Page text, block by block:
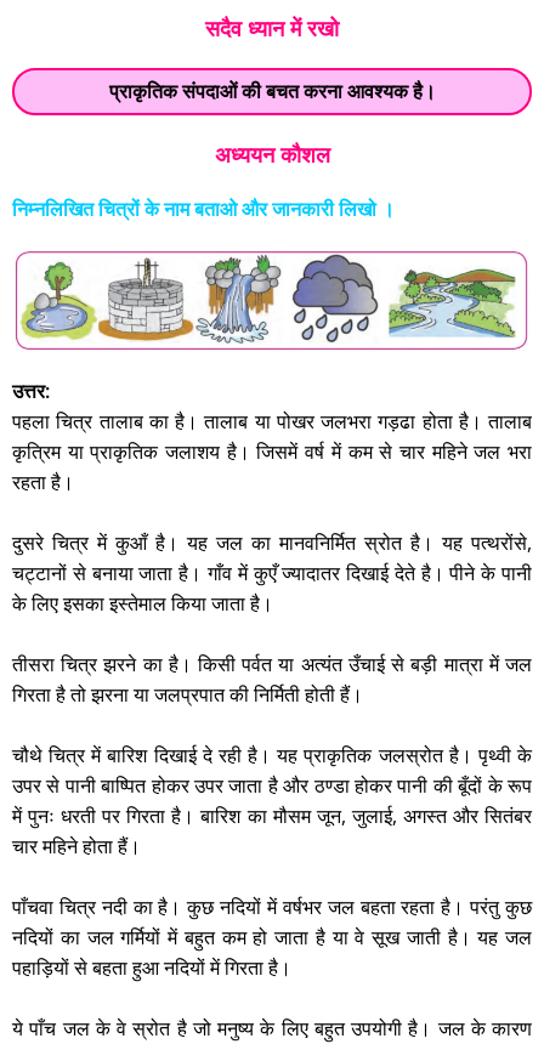
सदैव ध्यान में रखो
प्राकृतिक संपदाओं की बचत करना आवश्यक है।
अध्ययन कौशल
निम्नलिखित चित्रों के नाम बताओ और जानकारी लिखो ।
उत्तर:
पहला चित्र तालाब का है। तालाब या पोखर जलभरा गड़ढा होता है। तालाब
कृत्रिम या प्राकृतिक जलाशय है। जिसमें वर्ष में कम से चार महिने जल भरा
रहता है।
दुसरे चित्र में कुआँ है। यह जल का मानवनिर्मित स्रोत है। यह पत्थरोंसे,
चट्टानों से बनाया जाता है। गाँव में कुएँ ज्यादातर दिखाई देते है। पीने के पानी
के लिए इसका इस्तेमाल किया जाता है।
तीसरा चित्र झरने का है। किसी पर्वत या अत्यंत उँचाई से बड़ी मात्रा में जल
गिरता है तो झरना या जलप्रपात की निर्मिती होती हैं।
चौथे चित्र में बारिश दिखाई दे रही है। यह प्राकृतिक जलस्रोत है। पृथ्वी के
उपर से पानी बाष्पित होकर उपर जाता है और ठण्डा होकर पानी की बूँदों के रूप
में पुनः धरती पर गिरता है। बारिश का मौसम जून, जुलाई, अगस्त और सितंबर
चार महिने होता हैं।
पाँचवा चित्र नदी का है। कुछ नदियों में वर्षभर जल बहता रहता है। परंतु कुछ
नदियों का जल गर्मियों में बहुत कम हो जाता है या वे सूख जाती है। यह जल
पहाड़ियों से बहता हुआ नदियों में गिरता है।
ये पाँच जल के वे स्रोत है जो मनुष्य के लिए बहुत उपयोगी है। जल के कारण